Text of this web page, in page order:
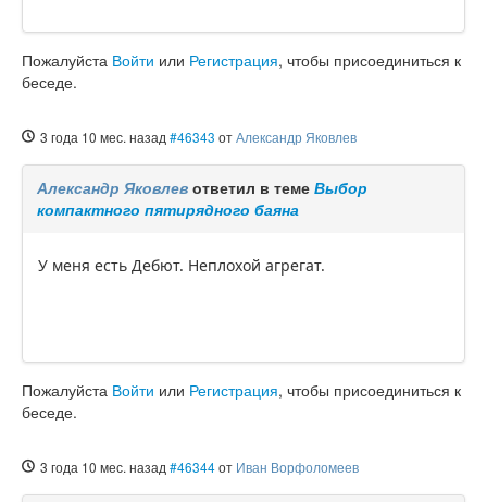
Пожалуйста Войти или Регистрация, чтобы присоединиться к
беседе.
3 года 10 мес. назад #46343 отАлександр Яковлев
Александр Яковлев ответил в теме Выбор
компактного пятирядного баяна
У меня есть Дебют. Неплохой агрегат.
Пожалуйста Войти или Регистрация, чтобы присоединиться к
беседе.
3 года 10 мес. назад #46344от Иван Ворфоломеев